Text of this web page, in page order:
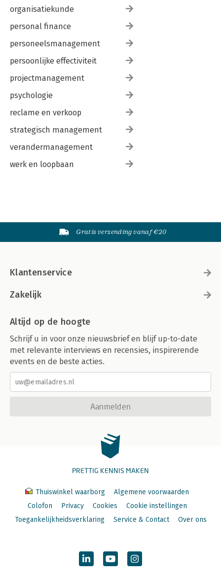
organisatiekunde
personal finance
personeelsmanagement
persoonlijke effectiviteit
projectmanagement
psychologie
reclame en verkoop
strategisch management
verandermanagement
werk en loopbaan
Gratis verzending vanaf €20
Klantenservice
Zakelijk
Altijd op de hoogte
Schrijf u in voor onze nieuwsbrief en blijf up-to-date
met relevante interviews en recensies, inspirerende
events en de beste acties.
Aanmelden
PRETTIG KENNIS MAKEN
Thuiswinkel waarborg
Algemene voorwaarden
Colofon
Privacy Cookies
Cookie instellingen
Toegankelijkheidsverklaring
Service & Contact Over ons